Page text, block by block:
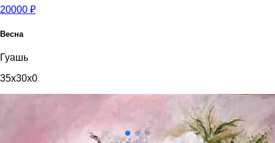
20000 ₽
Весна
Гуашь
35x30x0